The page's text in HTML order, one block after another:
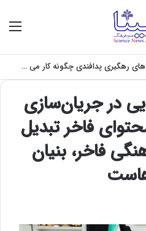
موشک‌های بالستیک و سامانه‌های رهگیری پدافندی چگونه کار می کنند؟
در جریان‌سازی
فاخر تبدیل
فاخر، بنیان